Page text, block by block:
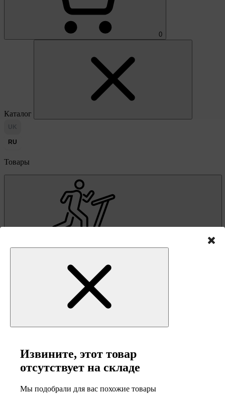
0
Каталог
UK
RU
Товары
Фитнес-тренажеры
Извините, этот товар
отсутствует на складе
Мы подобрали для вас похожие товары